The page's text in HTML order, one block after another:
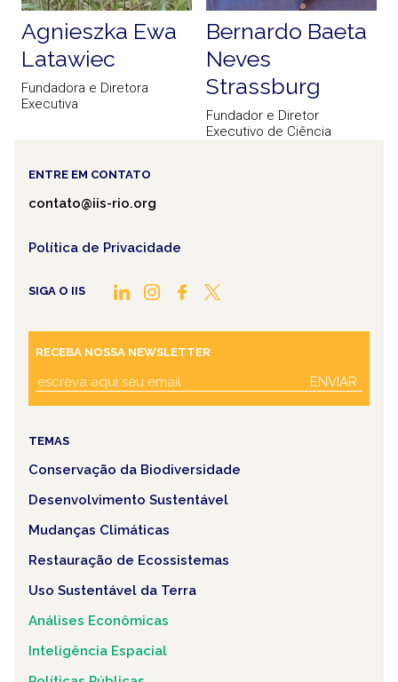
Agnieszka Ewa
Latawiec
Fundadora e Diretora
Executiva
Bernardo Baeta
Neves
Strassburg
Fundador e Diretor
Executivo de Ciência
ENTRE EM CONTATO
contato@iis-rio.org
Política de Privacidade
SIGA O IIS
RECEBA NOSSA NEWSLETTER
ENVIAR
TEMAS
Conservação da Biodiversidade
Desenvolvimento Sustentável
Mudanças Climáticas
Restauração de Ecossistemas
Uso Sustentável da Terra
Análises Econômicas
Inteligência Espacial